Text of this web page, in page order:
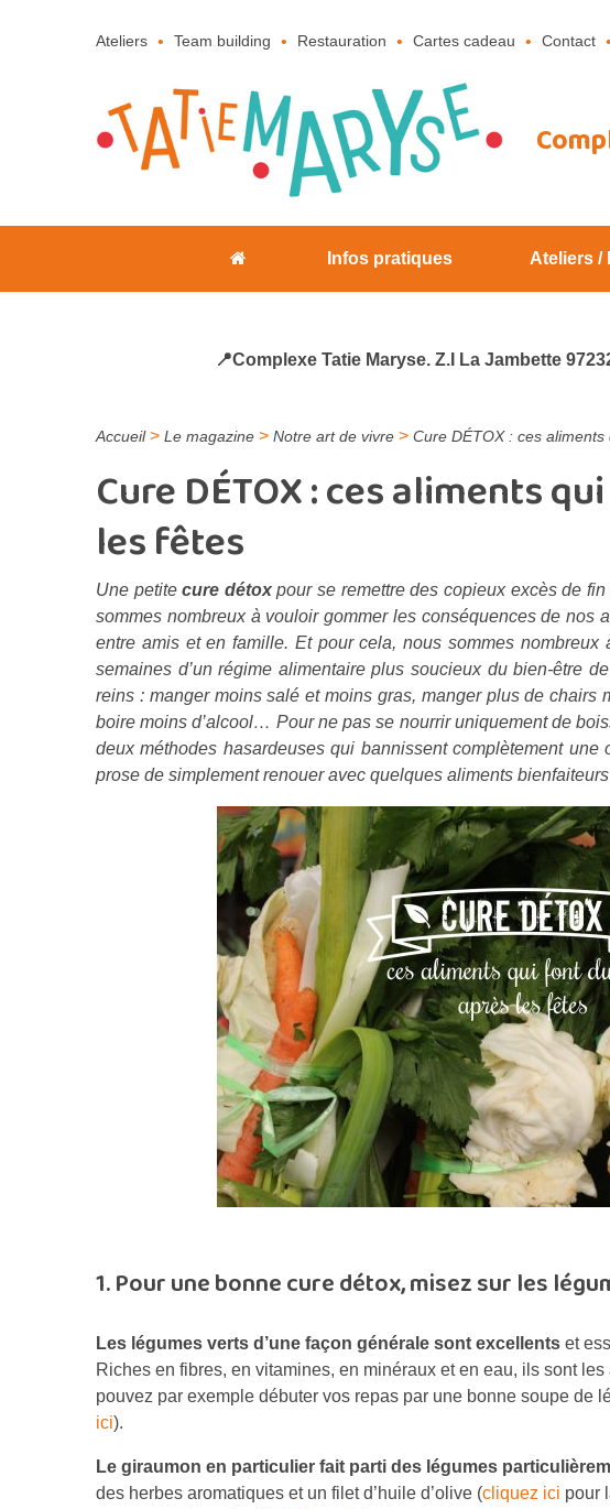
Ateliers Team building Restauration Cartes cadeau Contact
Infos pratiques Ateliers /
📍Complexe Tatie Maryse. Z.I La Jambette
Accueil> Le magazine > Notre art de vivre > Cure DÉTOX : ces
Cure DÉTOX : ces aliments
les fêtes
Une petitecure détoxpour se remettre des copieux excès de
sommes nombreux à vouloir gommer les conséquences de nos
entre amis et en famille. Et pour cela, nous sommes nombreux
semaines d’un régime alimentaire plus soucieux du bien-être
reins : manger moins salé et moins gras, manger plus de chairs
boire moins d’alcool… Pour ne pas se nourrir uniquement de
deux méthodes hasardeuses qui bannissent complètement une
prose de simplement renouer avec quelques aliments
1. Pour une bonne cure détox, misez sur les
Les légumes verts d’une façon générale sont excellents et
Riches en fibres, en vitamines, en minéraux et en eau, ils sont
pouvez par exemple débuter vos repas par une bonne soupe de
ici).
Le giraumon en particulier fait parti des légumes
des herbes aromatiques et un filet d’huile d’olive (cliquez ici pour